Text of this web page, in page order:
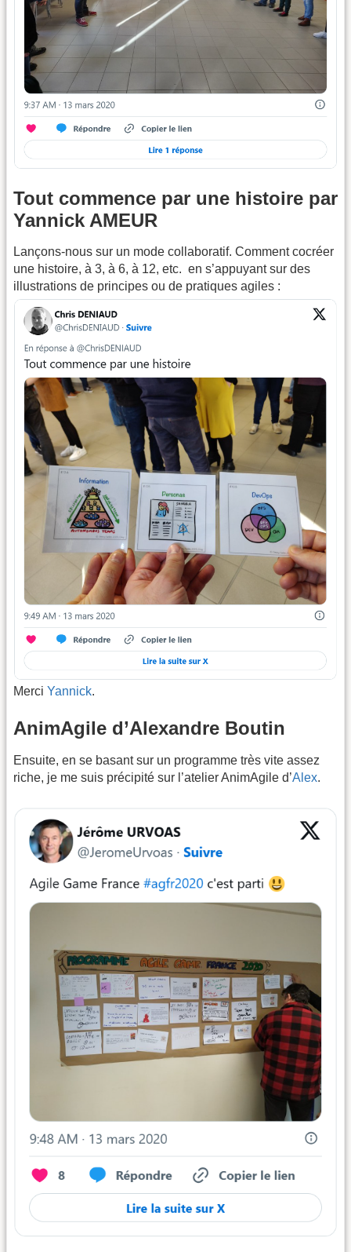
Tout commence par une histoire par
Yannick AMEUR
Lançons-nous sur un mode collaboratif. Comment cocréer
une histoire, à 3, à 6, à 12, etc. en s’appuyant sur des
illustrations de principes ou de pratiques agiles :
Merci Yannick.
AnimAgile d’Alexandre Boutin
Ensuite, en se basant sur un programme très vite assez
riche, je me suis précipité sur l’atelier AnimAgile d’Alex.